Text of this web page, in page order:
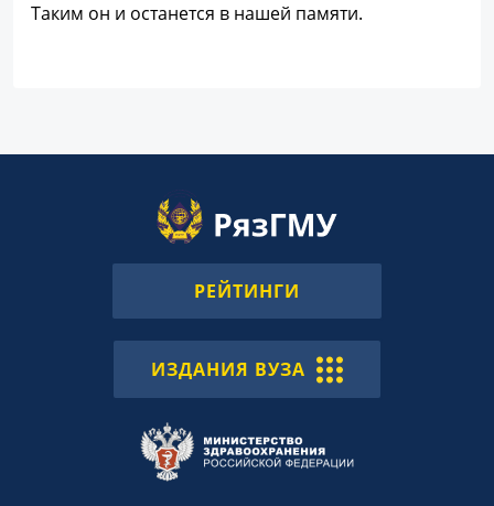
Таким он и останется в нашей памяти.
РЕЙТИНГИ
ИЗДАНИЯ ВУЗА